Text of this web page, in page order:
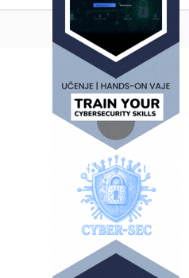
Na vrh ^